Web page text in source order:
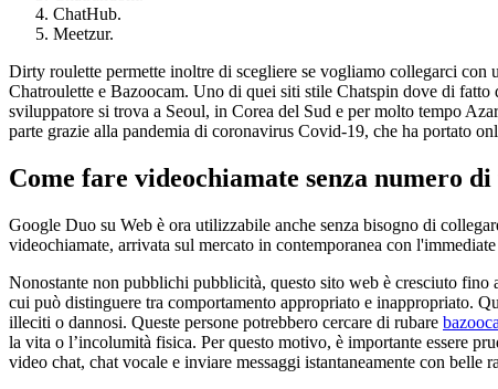
ChatHub.
Meetzur.
Dirty roulette permette inoltre di scegliere se vogliamo collegarci con
Chatroulette e Bazoocam. Uno di quei siti stile Chatspin dove di
sviluppatore si trova a Seoul, in Corea del Sud e per molto tempo
parte grazie alla pandemia di coronavirus Covid-19, che ha portato
Come fare videochiamate senza numero di
Google Duo su Web è ora utilizzabile anche senza bisogno di
videochiamate, arrivata sul mercato in contemporanea con
Nonostante non pubblichi pubblicità, questo sito web è cresciuto
cui può distinguere tra comportamento appropriato e inappropriato.
illeciti o dannosi. Queste persone potrebbero cercare di rubare
la vita o l’incolumità fisica. Per questo motivo, è importante essere
video chat, chat vocale e inviare messaggi istantaneamente con